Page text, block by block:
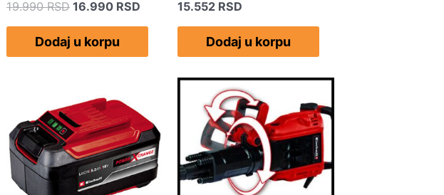
19.990RSD 16.990 RSD
Dodaj u korpu
15.552 RSD
Dodaj u korpu